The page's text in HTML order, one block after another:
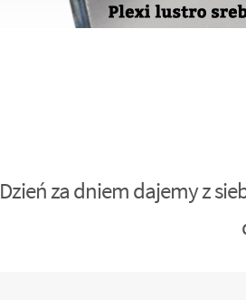
Dzień za dniem dajemy z